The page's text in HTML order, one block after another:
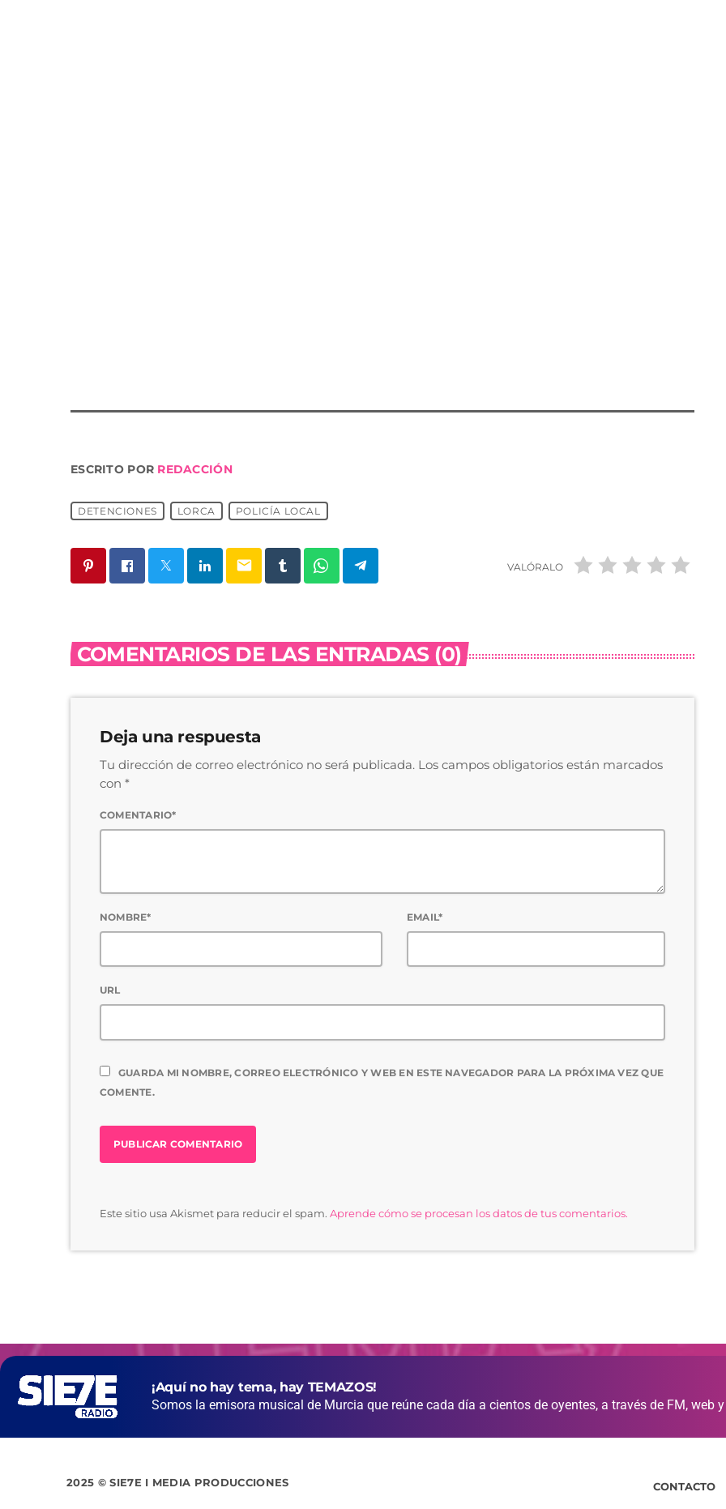
ESCRITO POR REDACCIÓN
DETENCIONES LORCA POLICÍA LOCAL
email VALÓRALO
COMENTARIOS DE LAS ENTRADAS (0)
Deja una respuesta
Tu dirección de correo electrónico no será publicada. Los campos obligatorios están marcados
con *
COMENTARIO*
NOMBRE* EMAIL*
URL
GUARDA MI NOMBRE, CORREO ELECTRÓNICO Y WEB EN ESTE NAVEGADOR PARA LA PRÓXIMA VEZ QUE
COMENTE.
Este sitio usa Akismet para reducir el spam. Aprende cómo se procesan los datos de tus comentarios.
¡Aquí no hay tema, hay TEMAZOS!
Somos la emisora musical de Murcia que reúne cada día a cientos de oyentes, a través de FM, web
2025 © SIE7E I MEDIA PRODUCCIONES CONTACTO